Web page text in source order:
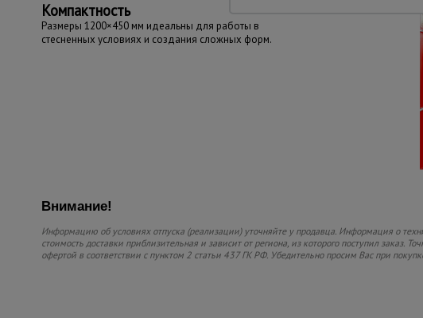
Компактность
Размеры 1200×450 мм идеальны для работы в
стесненных условиях и создания сложных форм.
Внимание!
Информацию об условиях отпуска (реализации) уточняйте у продавца. Информация о
стоимость доставки приблизительная и зависит от региона, из которого поступил
офертой в соответствии с пунктом 2 статьи 437 ГК РФ. Убедительно просим Вас при